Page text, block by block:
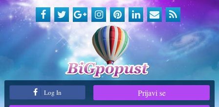
Log In
Prijavi se